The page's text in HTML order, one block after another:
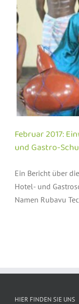
Februar 2017:
und Gastro-
Ein Bericht über
Hotel- und
Namen Rubavu
HIER FINDEN SIE UNS